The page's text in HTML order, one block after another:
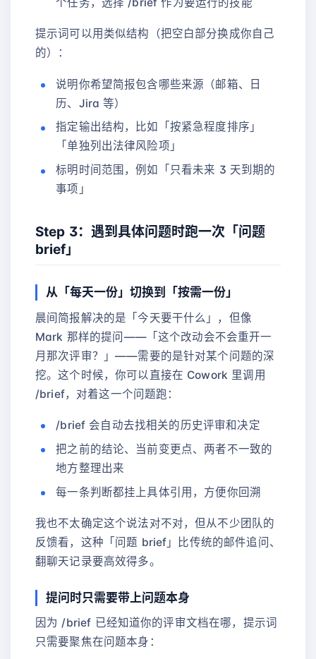
个任务，选择 /brief 作为要运行的技能
提示词可以用类似结构（把空白部分换成你自己
的）：
说明你希望简报包含哪些来源（邮箱、日
历、Jira 等）
指定输出结构，比如「按紧急程度排序」
「单独列出法律风险项」
标明时间范围，例如「只看未来 3 天到期的
事项」
Step 3：遇到具体问题时跑一次「问题
brief」
从「每天一份」切换到「按需一份」
晨间简报解决的是「今天要干什么」，但像
Mark 那样的提问——「这个改动会不会重开一
月那次评审？」——需要的是针对某个问题的深
挖。这个时候，你可以直接在 Cowork 里调用
/brief，对着这一个问题跑：
/brief 会自动去找相关的历史评审和决定
把之前的结论、当前变更点、两者不一致的
地方整理出来
每一条判断都挂上具体引用，方便你回溯
我也不太确定这个说法对不对，但从不少团队的
反馈看，这种「问题 brief」比传统的邮件追问、
翻聊天记录要高效得多。
提问时只需要带上问题本身
因为 /brief 已经知道你的评审文档在哪，提示词
只需要聚焦在问题本身：